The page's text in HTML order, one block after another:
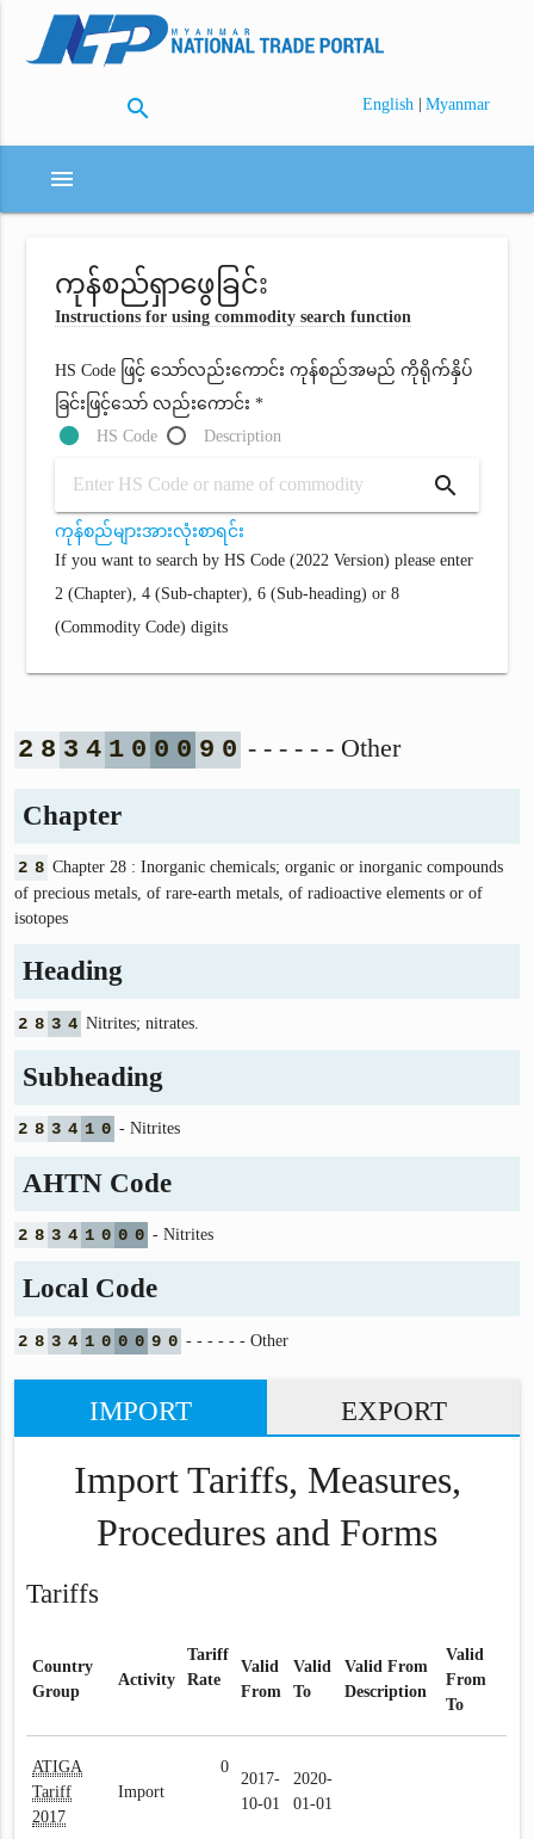
search English | Myanmar
menu
ကုန်စည်ရှာဖွေခြင်း
Instructions for using commodity search function
HS Code ဖြင့် သော်လည်းကောင်း ကုန်စည်အမည် ကိုရိုက်နှိပ်
ခြင်းဖြင့်သော် လည်းကောင်း *
HS Code
Description
search
ကုန်စည်များအားလုံးစာရင်း
If you want to search by HS Code (2022 Version) please enter
2 (Chapter), 4 (Sub-chapter), 6 (Sub-heading) or 8
(Commodity Code) digits
2 8 3 4 1 0 0 0 9 0 - - - - - - Other
Chapter
2 8 Chapter 28 : Inorganic chemicals; organic or inorganic compounds
of precious metals, of rare-earth metals, of radioactive elements or of
isotopes
Heading
2 8 3 4 Nitrites; nitrates.
Subheading
2 8 3 4 1 0 - Nitrites
AHTN Code
2 8 3 4 1 0 0 0 - Nitrites
Local Code
2 8 3 4 1 0 0 0 9 0 - - - - - - Other
IMPORT EXPORT
Import Tariffs, Measures,
Procedures and Forms
Tariffs
Country
Group
Activity
Tariff
Rate
Valid
From
Valid
To
Valid From
Description
Valid
From
To
ATIGA
Tariff
2017
Import
0
2017-
10-01
2020-
01-01